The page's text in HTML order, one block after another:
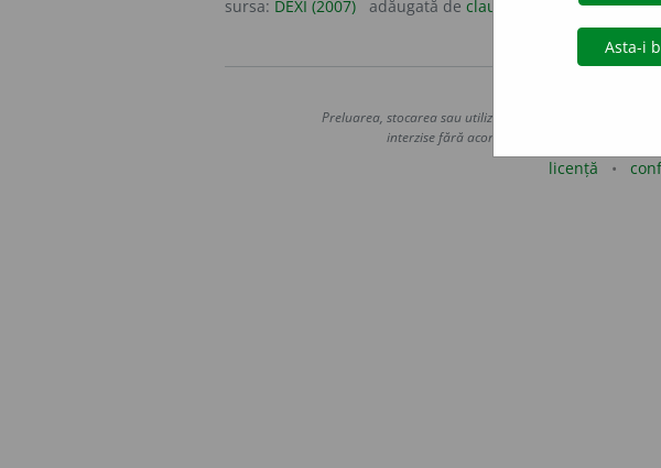
sursa: DEXI (2007) adăugată de claudiad acțiuni
Preluarea, stocarea sau utilizarea datelor de pe acest
interzise fără acordul nostru prealabil scris,
licență